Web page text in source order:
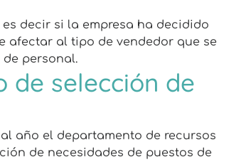
decir si la empresa ha decidido
afectar al tipo de vendedor que se
personal.
de selección de
año el departamento de recursos
de necesidades de puestos de